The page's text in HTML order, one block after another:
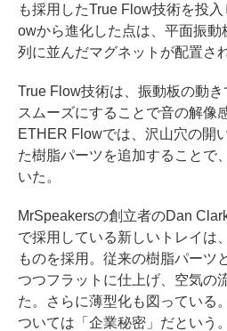
も採用したTrue Flow技術を投
owから進化した点は、平面振
列に並んだマグネットが配置さ
True Flow技術は、振動板の動
スムーズにすることで音の解像
ETHER Flowでは、沢山穴の開
た樹脂パーツを追加することで
いた。
MrSpeakersの創立者のDan
で採用している新しいトレイは
ものを採用。従来の樹脂パーツ
つつフラットに仕上げ、空気の
た。さらに薄型化も図っている
ついては「企業秘密」だという。